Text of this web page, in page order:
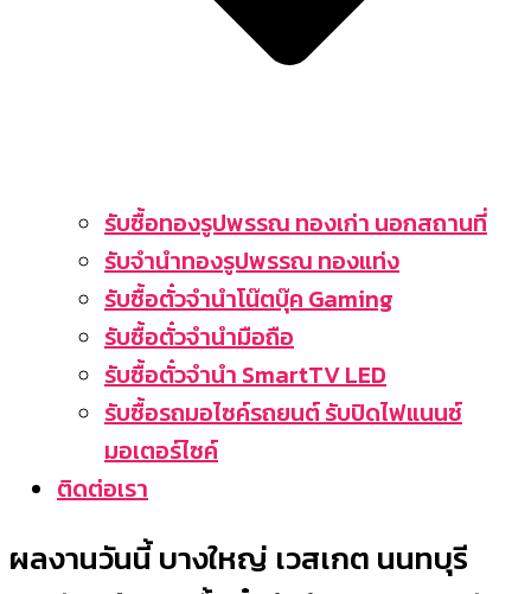
รับซื้อทองรูปพรรณ ทองเก่า นอกสถานที่
รับจำนำทองรูปพรรณ ทองแท่ง
รับซื้อตั๋วจำนำโน๊ตบุ๊ค Gaming
รับซื้อตั๋วจำนำมือถือ
รับซื้อตั๋วจำนำ SmartTV LED
รับซื้อรถมอไซค์รถยนต์ รับปิดไฟแนนซ์
มอเตอร์ไซค์
ติดต่อเรา
ผลงานวันนี้ บางใหญ่ เวสเกต นนทบุรี